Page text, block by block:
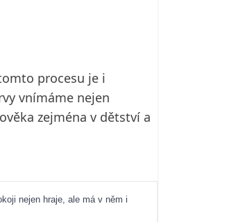
procesu je i
vnímáme nejen
zejména v dětství a
nejen hraje, ale má v něm i